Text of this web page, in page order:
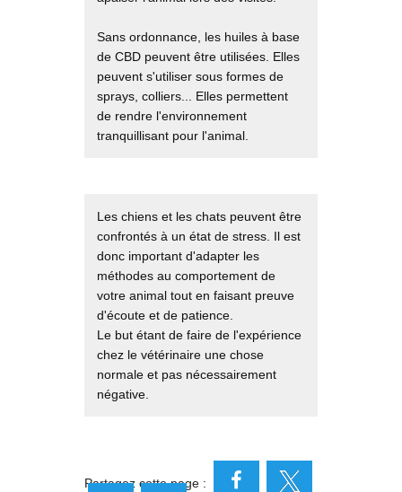
Sans ordonnance, les huiles à base
de CBD peuvent être utilisées. Elles
peuvent s'utiliser sous formes de
sprays, colliers... Elles permettent
de rendre l'environnement
tranquillisant pour l'animal.
Les chiens et les chats peuvent être
confrontés à un état de stress. Il est
donc important d'adapter les
méthodes au comportement de
votre animal tout en faisant preuve
d'écoute et de patience.
Le but étant de faire de l'expérience
chez le vétérinaire une chose
normale et pas nécessairement
négative.
Partagez cette page :